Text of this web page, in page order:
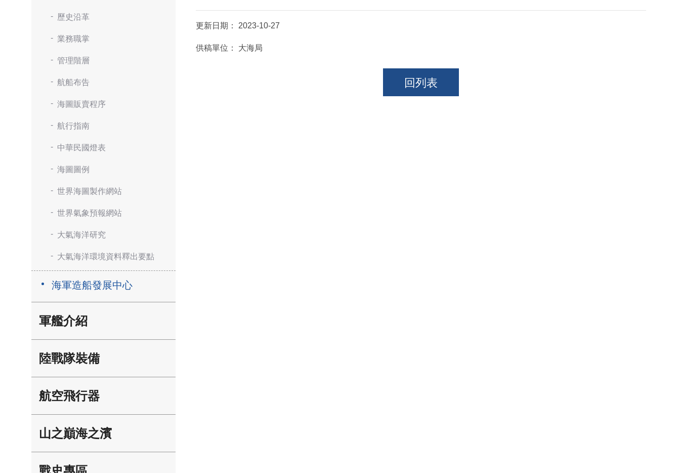
歷史沿革
業務職掌
管理階層
航船布告
海圖販賣程序
航行指南
中華民國燈表
海圖圖例
世界海圖製作網站
世界氣象預報網站
大氣海洋研究
大氣海洋環境資料釋出要點
海軍造船發展中心
軍艦介紹
陸戰隊裝備
航空飛行器
山之巔海之濱
更新日期： 2023-10-27
供稿單位： 大海局
回列表